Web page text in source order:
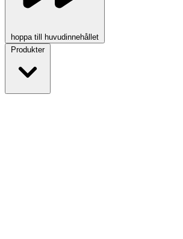
hoppa till huvudinnehållet
Produkter